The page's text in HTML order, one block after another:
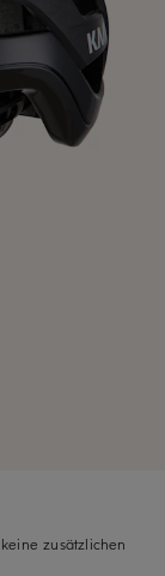
zusätzlichen